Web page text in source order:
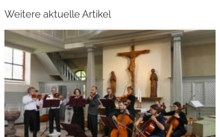
Weitere aktuelle Artikel
weiterlesen